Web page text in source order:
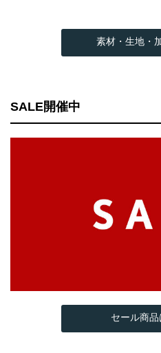
素材・生地・
SALE開催中
セール商品